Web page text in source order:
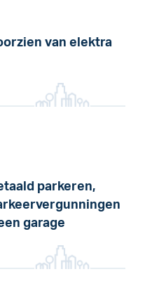
van elektra
parkeren,
garage